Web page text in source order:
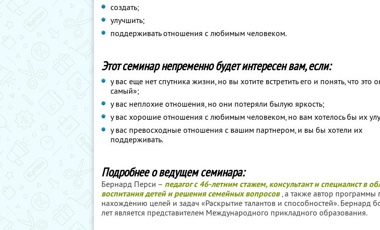
создать;
улучшить;
поддерживать отношения с любимым человеком.
Этот семинар непременно будет интересен вам, если:
у вас еще нет спутника жизни, но вы хотите встретить его и понять, что это
самый»;
у вас неплохие отношения, но они потеряли былую яркость;
у вас хорошие отношения с любимым человеком, но вам хотелось бы их
у вас превосходные отношения с вашим партнером, и вы бы хотели их
поддерживать.
Подробнее о ведущем семинара:
Бернард Перси – педагог c 46-летним стажем, консультант и специалист в
воспитания детей и решения семейных вопросов, а также автор программы
нахождению целей и задач «Раскрытие талантов и способностей». Бернард
лет является представителем Международного прикладного образования.